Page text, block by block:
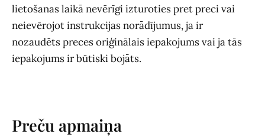
lietošanas laikā nevērīgi izturoties pret preci vai
neievērojot instrukcijas norādījumus, ja ir
nozaudēts preces oriģinālais iepakojums vai ja tās
iepakojums ir būtiski bojāts.
Preču apmaiņa